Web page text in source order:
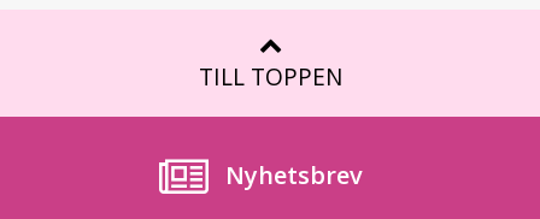
TILL TOPPEN
Nyhetsbrev